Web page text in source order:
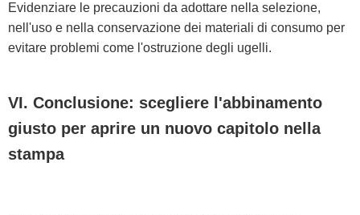
Evidenziare le precauzioni da adottare nella selezione,
nell'uso e nella conservazione dei materiali di consumo per
evitare problemi come l'ostruzione degli ugelli.
VI. Conclusione: scegliere l'abbinamento
giusto per aprire un nuovo capitolo nella
stampa